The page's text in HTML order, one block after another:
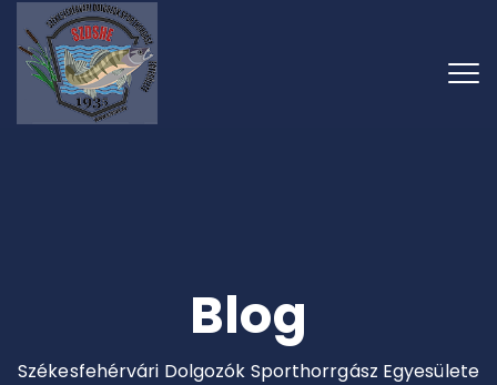
Blog
Székesfehérvári Dolgozók Sporthorrgász Egyesülete